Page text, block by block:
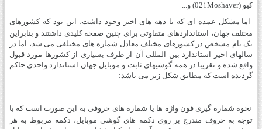
کیو (021Moshaver) و...
اما مشکل عمده ای که تا دهه های اخیر وجود داشت، این بود که کشورهای
مختلف جهان، استانداردهای متفاوتی برای چنین صفحه کلیدی داشتند و بنابراین
یک نام مشخص در کشورهای مختلف معادل شماره های مختلفی می شد، اما در
سالهای اخیر استاندارد بین المللی آن از طرف بسیاری از کشورها مورد قبول
واقع شده و تقریبا در همه گوشیهای ثابت و موبایل جهان استاندارد واحدی حاکم
گردیده است که مطابق شکل زیر می باشد:
نحوه شماره گیری فون واژه ها یا شماره های حروفی به این صورت است که با
توجه به حروف مندرج بر روی دکمه های گوشی موبایل، دکمه مربوط به هر